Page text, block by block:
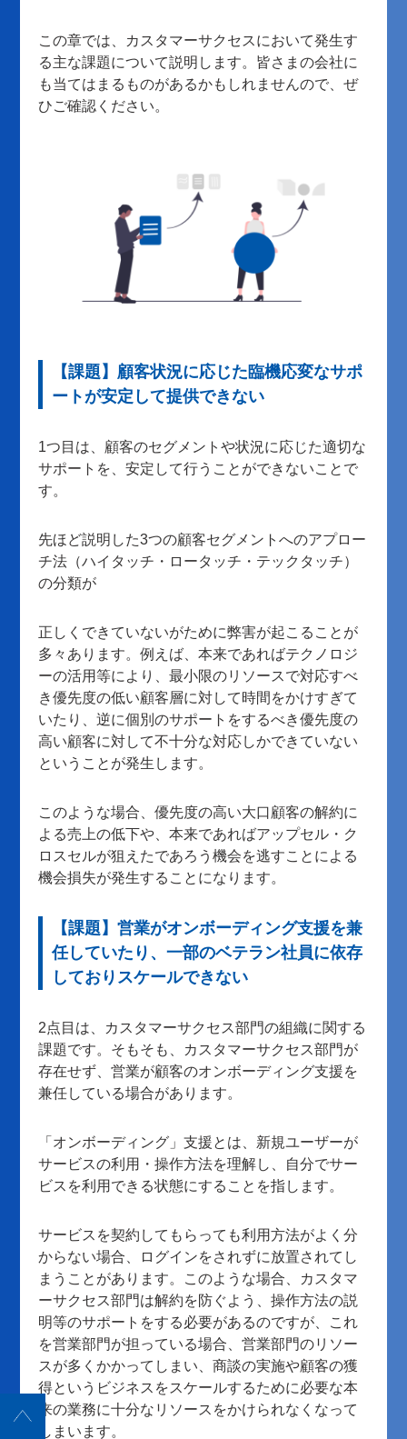
この章では、カスタマーサクセスにおいて発生す
る主な課題について説明します。皆さまの会社に
も当てはまるものがあるかもしれませんので、ぜ
ひご確認ください。
【課題】顧客状況に応じた臨機応変なサポ
ートが安定して提供できない
1つ目は、顧客のセグメントや状況に応じた適切な
サポートを、安定して行うことができないことで
す。
先ほど説明した3つの顧客セグメントへのアプロー
チ法（ハイタッチ・ロータッチ・テックタッチ）
の分類が
正しくできていないがために弊害が起こることが
多々あります。例えば、本来であればテクノロジ
ーの活用等により、最小限のリソースで対応すべ
き優先度の低い顧客層に対して時間をかけすぎて
いたり、逆に個別のサポートをするべき優先度の
高い顧客に対して不十分な対応しかできていない
ということが発生します。
このような場合、優先度の高い大口顧客の解約に
よる売上の低下や、本来であればアップセル・ク
ロスセルが狙えたであろう機会を逃すことによる
機会損失が発生することになります。
【課題】営業がオンボーディング支援を兼
任していたり、一部のベテラン社員に依存
しておりスケールできない
2点目は、カスタマーサクセス部門の組織に関する
課題です。そもそも、カスタマーサクセス部門が
存在せず、営業が顧客のオンボーディング支援を
兼任している場合があります。
「オンボーディング」支援とは、新規ユーザーが
サービスの利用・操作方法を理解し、自分でサー
ビスを利用できる状態にすることを指します。
サービスを契約してもらっても利用方法がよく分
からない場合、ログインをされずに放置されてし
まうことがあります。このような場合、カスタマ
ーサクセス部門は解約を防ぐよう、操作方法の説
明等のサポートをする必要があるのですが、これ
を営業部門が担っている場合、営業部門のリソー
スが多くかかってしまい、商談の実施や顧客の獲
得というビジネスをスケールするために必要な本
来の業務に十分なリソースをかけられなくなって
しまいます。